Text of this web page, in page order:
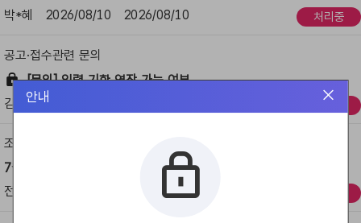
문
의
분,
목,
등
록
등
록
일
자,
박*혜
2026/08/10 2026/08/10 처리중
공고·접수관련 문의
[문의] 입력 기한 연장 가능 여부
김*욱
2026/08/10
조문해석요청
전*선
2026/08/10
안내